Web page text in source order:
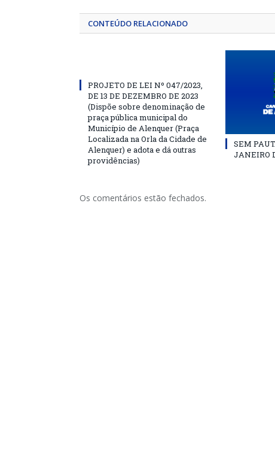
CONTEÚDO RELACIONADO
PROJETO DE LEI Nº 047/2023,
DE 13 DE DEZEMBRO DE 2023
(Dispõe sobre denominação de
praça pública municipal do
Município de Alenquer (Praça
Localizada na Orla da Cidade de
Alenquer) e adota e dá outras
providências)
SEM
JANEIRO
Os comentários estão fechados.